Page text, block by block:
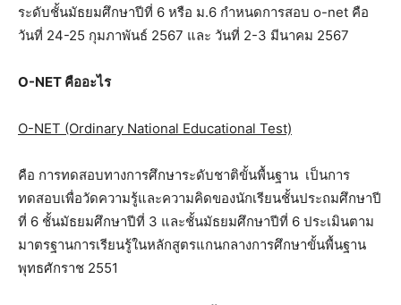
ระดับชั้นมัธยมศึกษาปีที่ 6 หรือ ม.6 กำหนดการสอบ o-net คือ
วันที่ 24-25 กุมภาพันธ์ 2567 และ วันที่ 2-3 มีนาคม 2567
O-NET คืออะไร
O-NET (Ordinary National Educational Test)
คือ การทดสอบทางการศึกษาระดับชาติขั้นพื้นฐาน เป็นการ
ทดสอบเพื่อวัดความรู้และความคิดของนักเรียนชั้นประถมศึกษาปี
ที่ 6 ชั้นมัธยมศึกษาปีที่ 3 และชั้นมัธยมศึกษาปีที่ 6 ประเมินตาม
มาตรฐานการเรียนรู้ในหลักสูตรแกนกลางการศึกษาขั้นพื้นฐาน
พุทธศักราช 2551